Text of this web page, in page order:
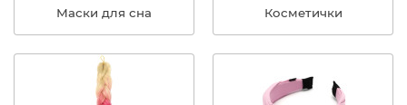
Маски для сна Косметички